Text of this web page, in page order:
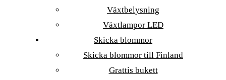
Växtbelysning
Växtlampor LED
Skicka blommor
Skicka blommor till Finland
Grattis bukett